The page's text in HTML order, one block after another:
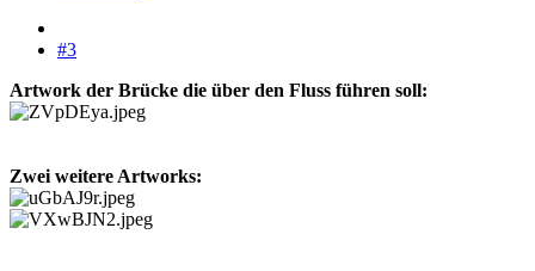
#3
Artwork der Brücke die über den Fluss führen soll:
Zwei weitere Artworks: